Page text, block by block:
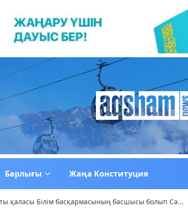
Барлығы Жаңа Конституция
қаласы Білім басқармасының басшысы болып Сә...